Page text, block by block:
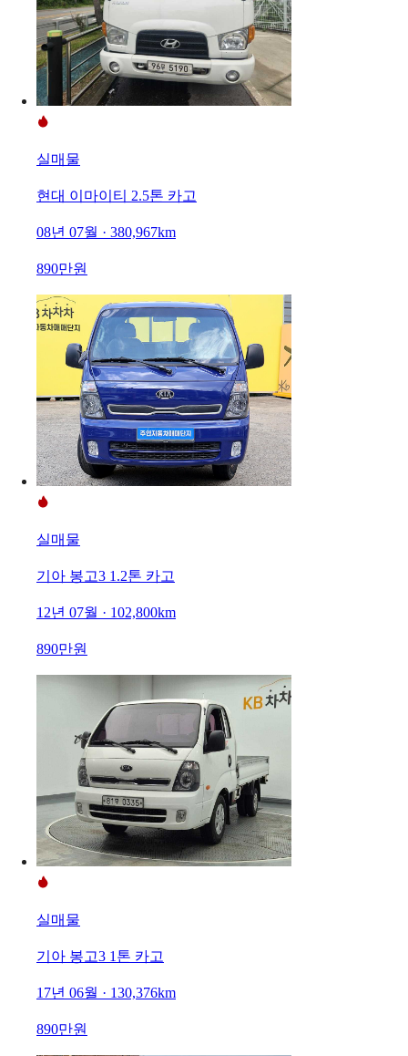
실매물
현대 이마이티 2.5톤 카고
08년 07월 · 380,967km
890만원
실매물
기아 봉고3 1.2톤 카고
12년 07월 · 102,800km
890만원
실매물
기아 봉고3 1톤 카고
17년 06월 · 130,376km
890만원